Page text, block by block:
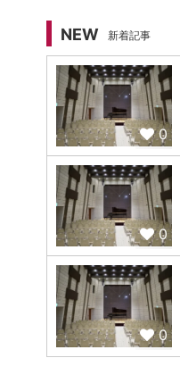
NEW 新着記事
0
0
0